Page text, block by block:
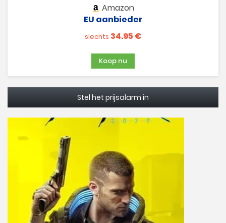
Amazon
EU aanbieder
slechts 34.95 €
Koop nu
Stel het prijsalarm in